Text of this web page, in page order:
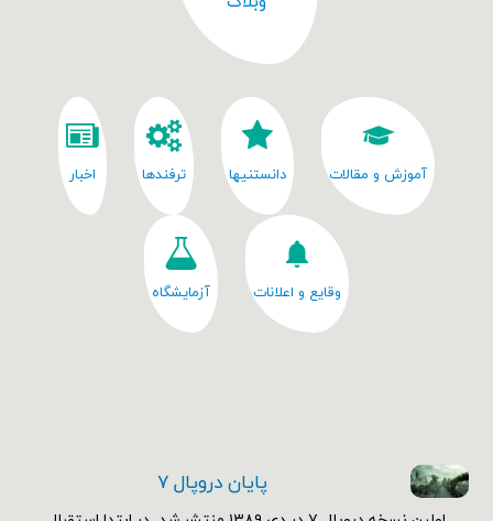
آموزش و مقالات دانستنیها ترفندها اخبار
وقایع و اعلانات آزمایشگاه
پایان دروپال ۷